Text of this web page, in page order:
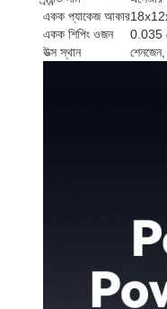
একক প্যাকেজ আকার
একক শিপিং ওজন
0.035
উত্স স্থান
শেনজেন,